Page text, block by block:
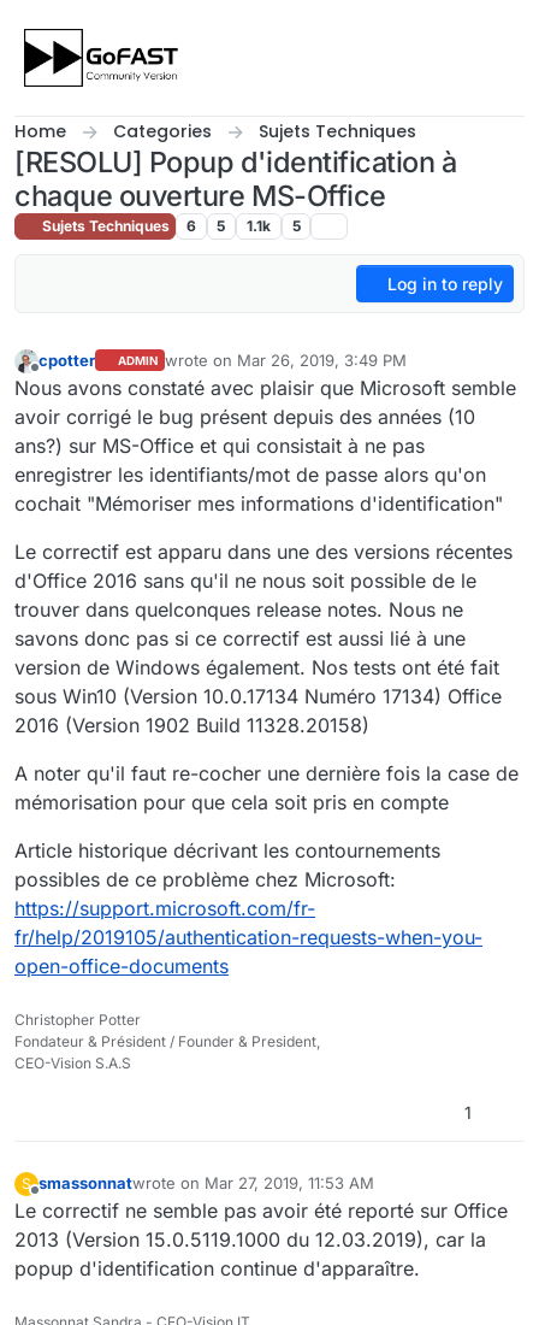
Home Categories Sujets Techniques
[RESOLU] Popup d'identification à
chaque ouverture MS-Office
Sujets Techniques 6 5 1.1k 5
Log in to reply
cpotter ADMIN wrote on Mar 26, 2019, 3:49 PM
last edited by
Nous avons constaté avec plaisir que Microsoft semble
avoir corrigé le bug présent depuis des années (10
ans?) sur MS-Office et qui consistait à ne pas
enregistrer les identifiants/mot de passe alors qu'on
cochait "Mémoriser mes informations d'identification"
Le correctif est apparu dans une des versions récentes
d'Office 2016 sans qu'il ne nous soit possible de le
trouver dans quelconques release notes. Nous ne
savons donc pas si ce correctif est aussi lié à une
version de Windows également. Nos tests ont été fait
sous Win10 (Version 10.0.17134 Numéro 17134) Office
2016 (Version 1902 Build 11328.20158)
A noter qu'il faut re-cocher une dernière fois la case de
mémorisation pour que cela soit pris en compte
Article historique décrivant les contournements
possibles de ce problème chez Microsoft:
https://support.microsoft.com/fr-
fr/help/2019105/authentication-requests-when-you-
open-office-documents
Christopher Potter
Fondateur & Président / Founder & President,
CEO-Vision S.A.S
1
S smassonnatwrote on Mar 27, 2019, 11:53 AM
last edited by
Le correctif ne semble pas avoir été reporté sur Office
2013 (Version 15.0.5119.1000 du 12.03.2019), car la
popup d'identification continue d'apparaître.